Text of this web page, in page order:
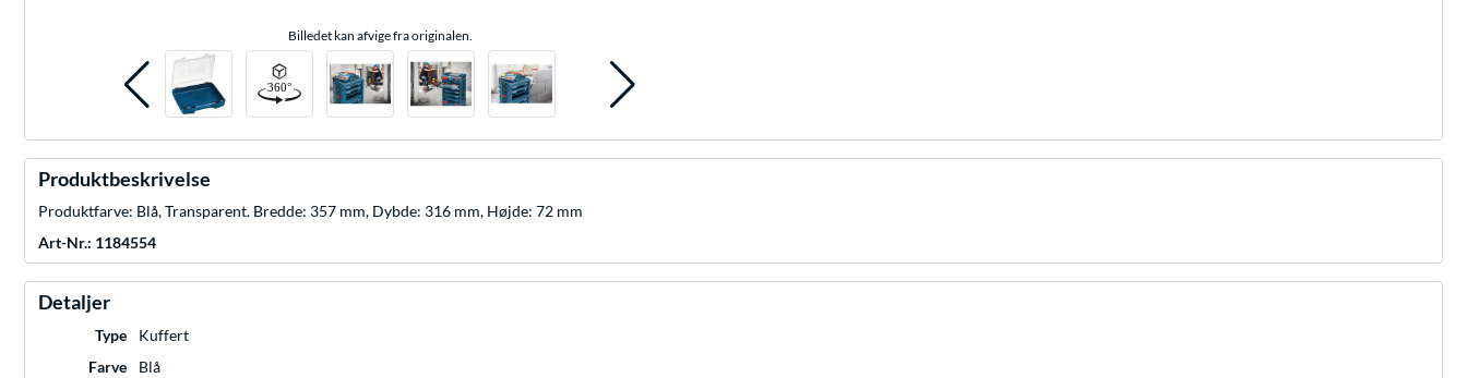
Billedet kan afvige fra originalen.
Produktbeskrivelse
Produktfarve: Blå, Transparent. Bredde: 357 mm, Dybde: 316 mm, Højde: 72 mm
Art-Nr.: 1184554
Detaljer
Type
Kuffert
Farve
Blå